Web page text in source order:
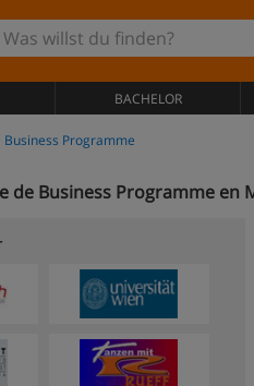
BACHELOR
Business Programme
de Business Programme en